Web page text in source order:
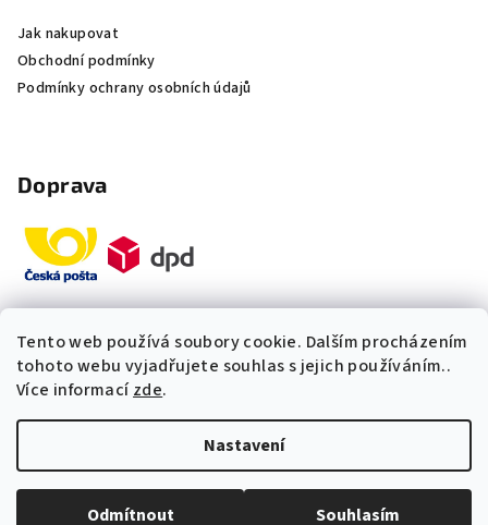
Tento web používá soubory cookie. Dalším procházením
tohoto webu vyjadřujete souhlas s jejich používáním..
Více informacízde.
Nastavení
Odmítnout Souhlasím
Jak nakupovat
Obchodní podmínky
Podmínky ochrany osobních údajů
Doprava
Platby
Upravit nastavení cookies
„Odpovídáme okamžitě. S čím
vám můžeme pomoci?“